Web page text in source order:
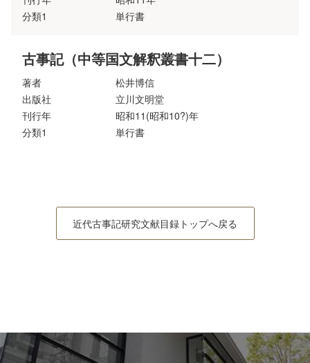
分類1
単行書
古事記（中等国文解釈叢書十二）
著者
松井博信
出版社
立川文明堂
刊行年
昭和11(昭和10?)年
分類1
単行書
近代古事記研究文献目録トップへ戻る